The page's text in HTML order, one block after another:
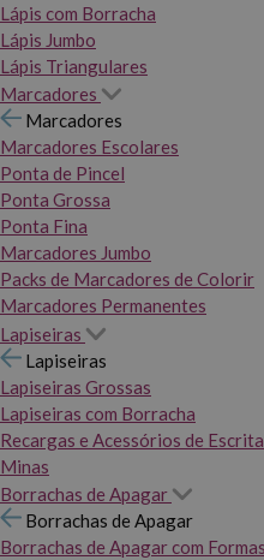
Lápis com Borracha
Lápis Jumbo
Lápis Triangulares
Marcadores
Marcadores
Marcadores Escolares
Ponta de Pincel
Ponta Grossa
Ponta Fina
Marcadores Jumbo
Packs de Marcadores de Colorir
Marcadores Permanentes
Lapiseiras
Lapiseiras
Lapiseiras Grossas
Lapiseiras com Borracha
Recargas e Acessórios de Escrita
Minas
Borrachas de Apagar
Borrachas de Apagar
Borrachas de Apagar com Formas